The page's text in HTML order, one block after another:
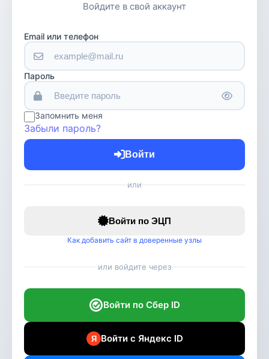
Войдите в свой аккаунт
Email или телефон
Пароль
Запомнить меня
Забыли пароль?
Войти
или
Войти по ЭЦП
Как добавить сайт в доверенные узлы
или войдите через
Войти по Сбер ID
Войти с Яндекс ID